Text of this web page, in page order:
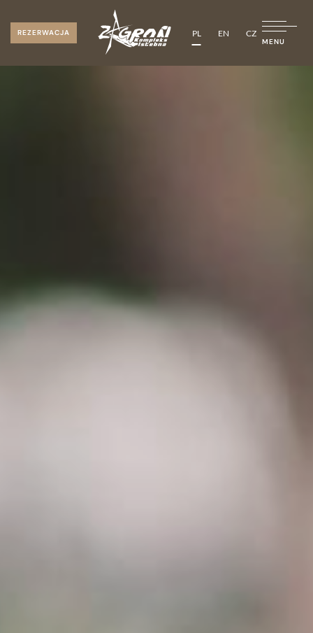
REZERWACJA PL EN CZ
MENU